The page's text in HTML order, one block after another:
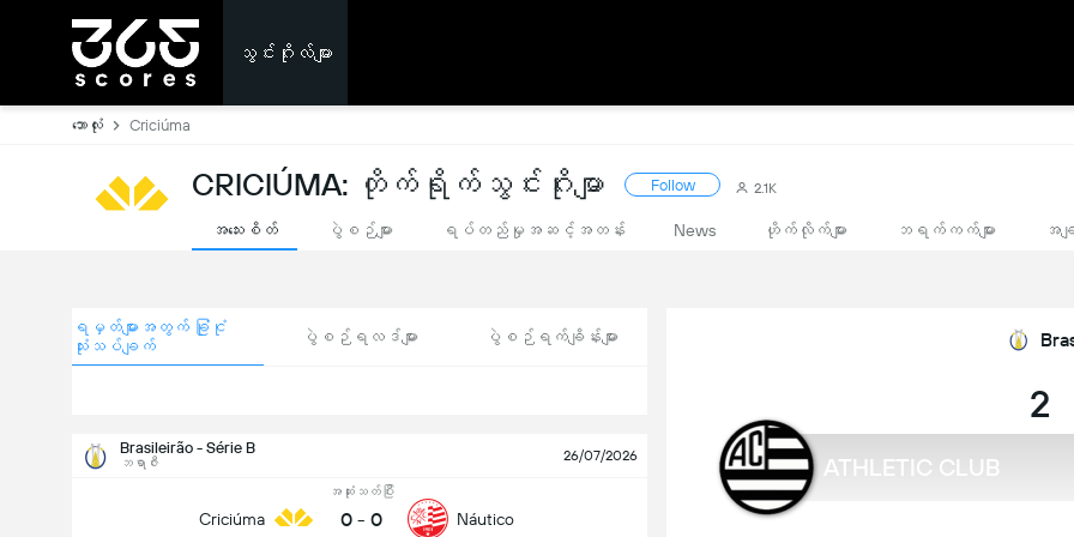
သွင်းဂိုးလ်များ
ဘောလုံး Criciúma
CRICIÚMA: တိုက်ရိုက်သွင်းဂိုးမျာ Follow 2.1K
အသေးစိတ် ပွဲစဉ်များ ရပ်တည်မှုအဆင့်အတန်း News ဟိုက်လိုက်များ ဘရက်ကက်များ အခ
ရမှတ်များအတွက် ခြုံငုံ
သုံးသပ်ချက်
ပွဲစဉ်ရလဒ်များ ပွဲစဉ်ရက်ချိန်းများ
Brasileirão - Série B
ဘရာဇီး 26/07/2026
Criciúma
အဆုံးသတ်ပြီး
0 - 0 Náutico
2
ATHLETIC CLUB